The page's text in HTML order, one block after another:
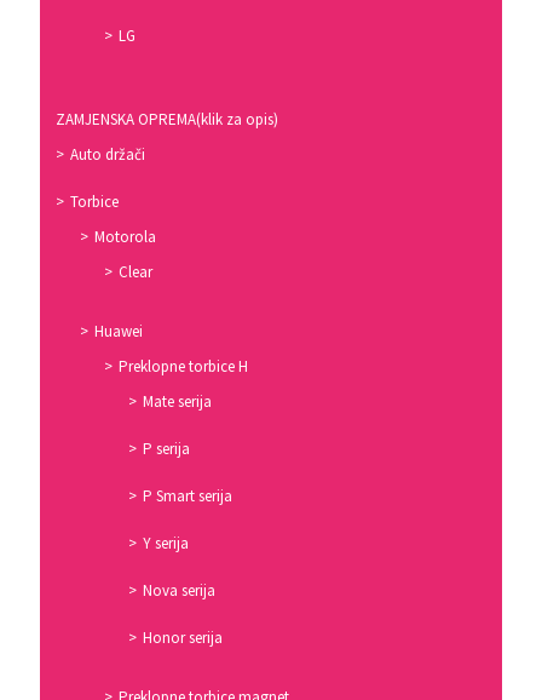
LG
ZAMJENSKA OPREMA(klik za opis)
Auto držači
Torbice
Motorola
Clear
Huawei
Preklopne torbice H
Mate serija
P serija
P Smart serija
Y serija
Nova serija
Honor serija